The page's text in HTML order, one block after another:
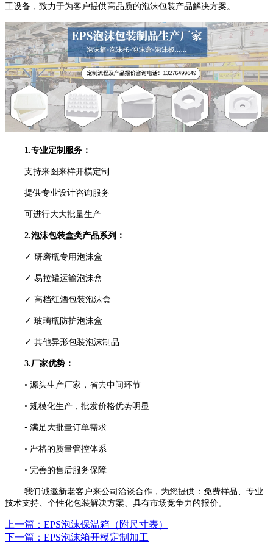
工设备，致力于为客户提供高品质的泡沫包装产品解决方案。
1.专业定制服务：
支持来图来样开模定制
提供专业设计咨询服务
可进行大大批量生产
2.泡沫包装盒类产品系列：
✓ 研磨瓶专用泡沫盒
✓ 易拉罐运输泡沫盒
✓ 高档红酒包装泡沫盒
✓ 玻璃瓶防护泡沫盒
✓ 其他异形包装泡沫制品
3.厂家优势：
• 源头生产厂家，省去中间环节
• 规模化生产，批发价格优势明显
• 满足大批量订单需求
• 严格的质量管控体系
• 完善的售后服务保障
我们诚邀新老客户来公司洽谈合作，为您提供：免费样品、专业
技术支持、个性化包装解决方案、具有市场竞争力的报价。
上一篇：EPS泡沫保温箱（附尺寸表）
下一篇：EPS泡沫箱开模定制加工